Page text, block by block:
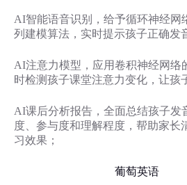
AI智能语音识别，给予循环神经网
列建模算法，实时提示孩子正确发
AI注意力模型，应用卷积神经网络
时检测孩子课堂注意力变化，让孩
AI课后分析报告，全面总结孩子发
度、参与度和理解程度，帮助家长
习效果；
葡萄英语